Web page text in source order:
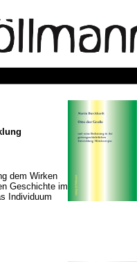
dem Wirken
Geschichte im
Individuum